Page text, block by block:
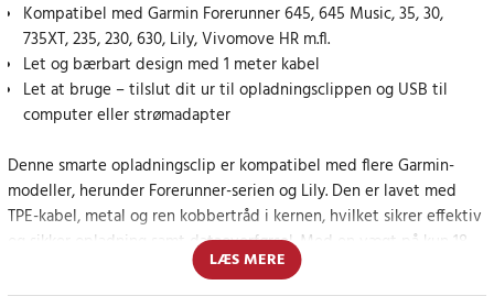
Kompatibel med Garmin Forerunner 645, 645 Music, 35, 30,
735XT, 235, 230, 630, Lily, Vivomove HR m.fl.
Let og bærbart design med 1 meter kabel
Let at bruge – tilslut dit ur til opladningsclippen og USB til
computer eller strømadapter
Denne smarte opladningsclip er kompatibel med flere Garmin-
modeller, herunder Forerunner-serien og Lily. Den er lavet med
TPE-kabel, metal og ren kobbertråd i kernen, hvilket sikrer effektiv
og sikker opladning samt dataoverførsel. Med en vægt på kun 18
gram og et kompakt design er den nem at tage med overalt.
LÆS MERE